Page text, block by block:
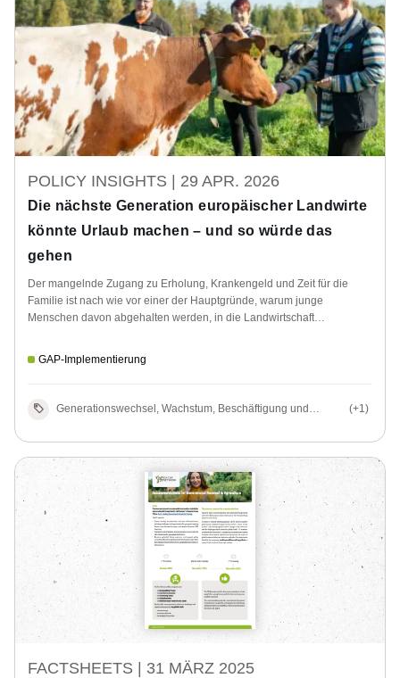
POLICY INSIGHTS | 29 APR. 2026
Die nächste Generation europäischer Landwirte
könnte Urlaub machen – und so würde das
gehen
Der mangelnde Zugang zu Erholung, Krankengeld und Zeit für die
Familie ist nach wie vor einer der Hauptgründe, warum junge
Menschen davon abgehalten werden, in die Landwirtschaft
GAP-Implementierung
Generationswechsel, Wachstum, Beschäftigung und
(+1)
FACTSHEETS | 31 MÄRZ 2025